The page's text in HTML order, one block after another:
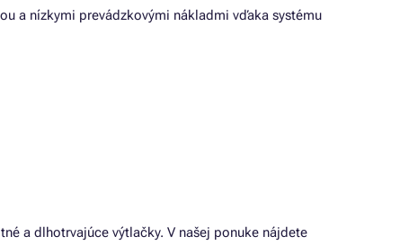
a nízkymi prevádzkovými nákladmi vďaka systému
a dlhotrvajúce výtlačky. V našej ponuke nájdete